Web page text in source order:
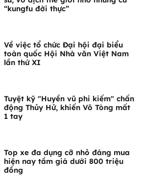
“kungfu đời thực”
Về việc tổ chức Đại hội đại biểu
toàn quốc Hội Nhà văn Việt Nam
lần thứ XI
Tuyệt kỹ "Huyền vũ phi kiếm" chấn
động Thủy Hử, khiến Võ Tòng mất
1 tay
Top xe đa dụng cỡ nhỏ đáng mua
hiện nay tầm giá dưới 800 triệu
đồng